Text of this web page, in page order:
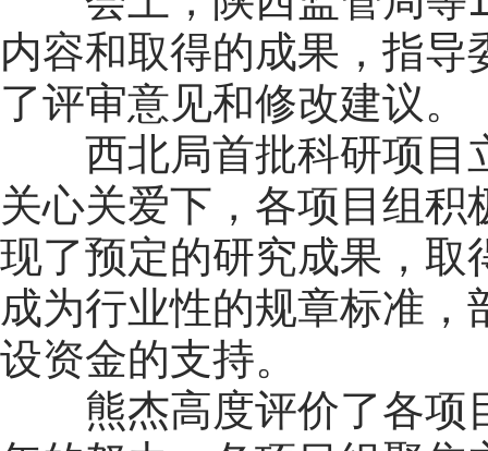
内容和取得的成果，指
了评审意见和修改建议。
西北局首批科研项目
关心关爱下，各项目组
现了预定的研究成果，取
成为行业性的规章标准
设资金的支持。
熊杰高度评价了各项